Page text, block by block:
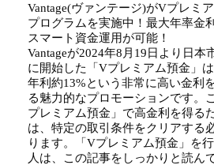
Vantage(ヴァンテージ)がVプレミ
プログラムを実施中！最大年率金
スマート資金運用が可能！
Vantageが2024年8月19日より日本
に開始した「Vプレミアム預金」
年利約13%という非常に高い金利
る魅力的なプロモーションです。
プレミアム預金」で高金利を得る
は、特定の取引条件をクリアする
ります。「Vプレミアム預金」を
人は、この記事をしっかりと読ん